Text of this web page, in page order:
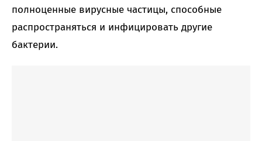
полноценные вирусные частицы, способные
распространяться и инфицировать другие
бактерии.